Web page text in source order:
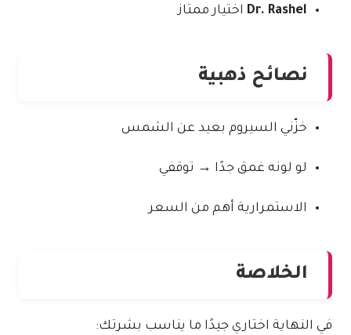
Dr. Rashel اختيار ممتاز
نصائح ذهبية
خزّني السيروم بعيد عن الشمس
لو لونه غمق جدًا → توقفي
الاستمرارية أهم من السعر
الخلاصة
في النهاية اختاري جيدًا ما يناسب بشرتك: